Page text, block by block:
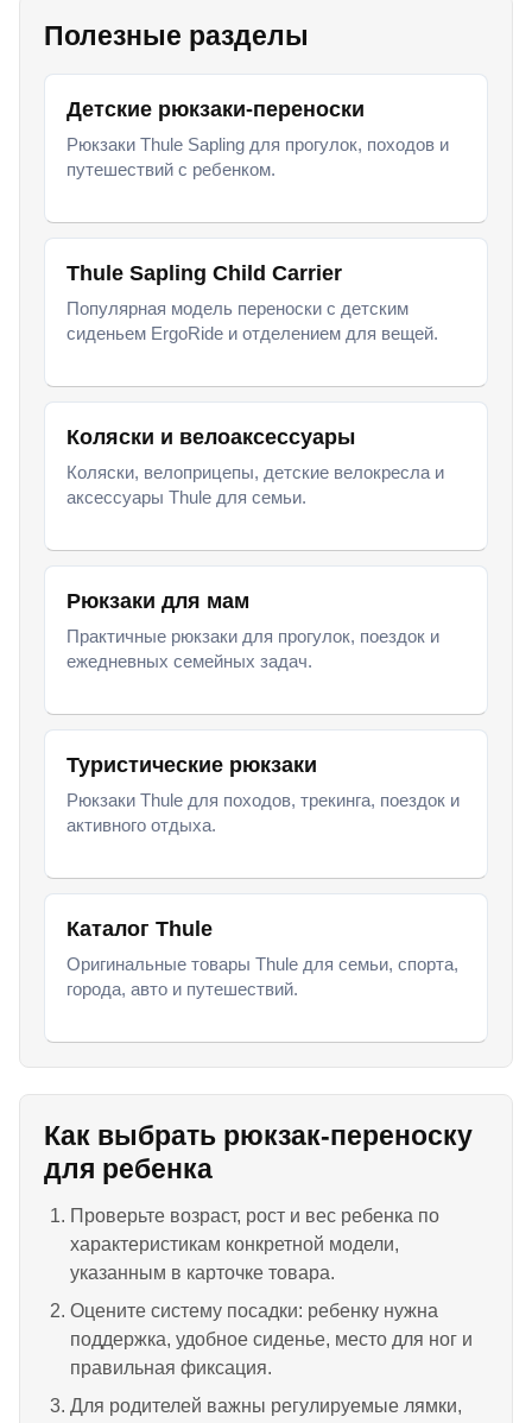
Полезные разделы
Детские рюкзаки-переноски
Рюкзаки Thule Sapling для прогулок, походов и
путешествий с ребенком.
Thule Sapling Child Carrier
Популярная модель переноски с детским
сиденьем ErgoRide и отделением для вещей.
Коляски и велоаксессуары
Коляски, велоприцепы, детские велокресла и
аксессуары Thule для семьи.
Рюкзаки для мам
Практичные рюкзаки для прогулок, поездок и
ежедневных семейных задач.
Туристические рюкзаки
Рюкзаки Thule для походов, трекинга, поездок и
активного отдыха.
Каталог Thule
Оригинальные товары Thule для семьи, спорта,
города, авто и путешествий.
Как выбрать рюкзак-переноску
для ребенка
Проверьте возраст, рост и вес ребенка по
характеристикам конкретной модели,
указанным в карточке товара.
Оцените систему посадки: ребенку нужна
поддержка, удобное сиденье, место для ног и
правильная фиксация.
Для родителей важны регулируемые лямки,